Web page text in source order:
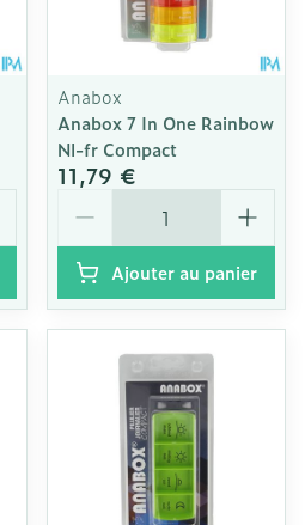
Anabox
Anabox 7 In One Rainbow
Nl-fr Compact
11,79 €
Ajouter au panier